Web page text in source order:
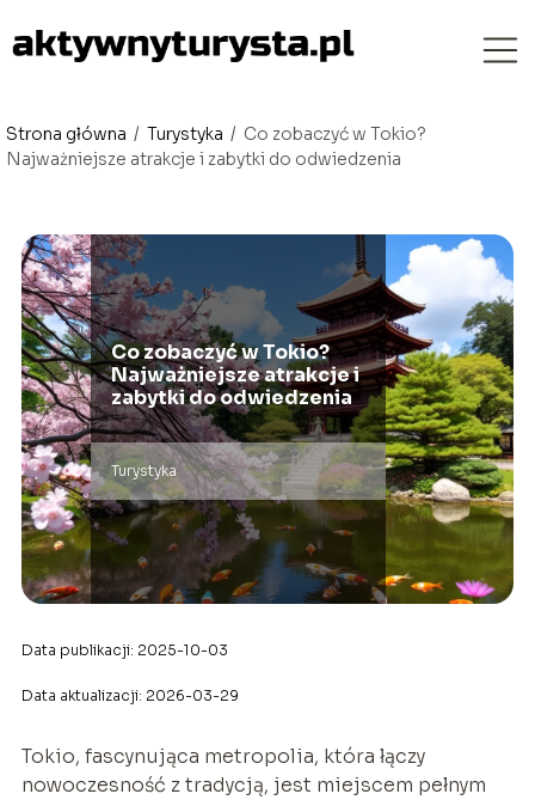
Strona główna / Turystyka / Co zobaczyć w Tokio?
Najważniejsze atrakcje i zabytki do odwiedzenia
Co zobaczyć w Tokio?
Najważniejsze atrakcje i
zabytki do odwiedzenia
Turystyka
Data publikacji: 2025-10-03
Data aktualizacji: 2026-03-29
Tokio, fascynująca metropolia, która łączy
nowoczesność z tradycją, jest miejscem pełnym